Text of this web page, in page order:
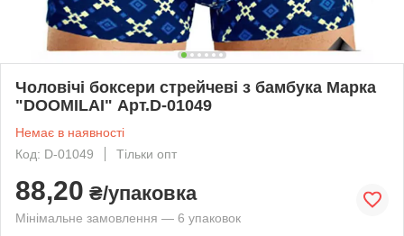
Чоловічі боксери стрейчеві з бамбука Марка
"DOOMILAI" Арт.D-01049
Немає в наявності
Код: D-01049
Тільки опт
88,20 ₴/упаковка
Мінімальне замовлення — 6 упаковок